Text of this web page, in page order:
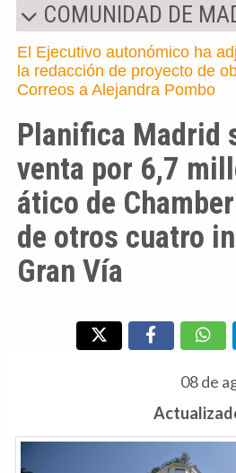
COMUNIDAD DE
El Ejecutivo autonómico ha
la redacción de proyecto de
Correos a Alejandra Pombo
Planifica Madrid
venta por 6,7
ático de
de otros cuatro
Gran Vía
08 de